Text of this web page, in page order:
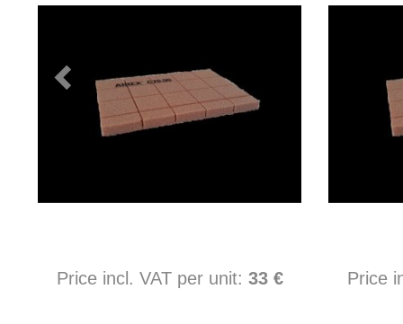
Price incl. VAT per unit: 33 € Price